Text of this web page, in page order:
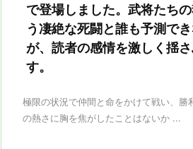
で登場しました。武将たち
う凄絶な死闘と誰も予測で
が、読者の感情を激しく揺
す。
極限の状況で仲間と命をかけて戦い、勝
の熱さに胸を焦がしたことはないか ...